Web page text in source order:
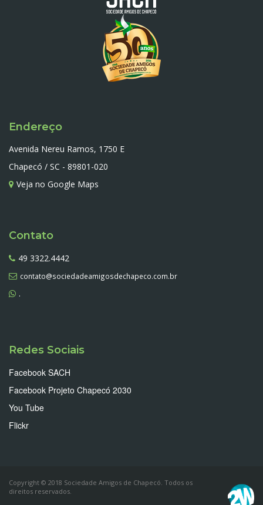
Endereço
Avenida Nereu Ramos, 1750 E
Chapecó / SC - 89801-020
Veja no Google Maps
Contato
49 3322.4442
contato@sociedadeamigosdechapeco.com.br
.
Redes Sociais
Facebook SACH
Facebook Projeto Chapecó 2030
You Tube
Flickr
Copyright © 2018 Sociedade Amigos de Chapecó. Todos os
direitos reservados.